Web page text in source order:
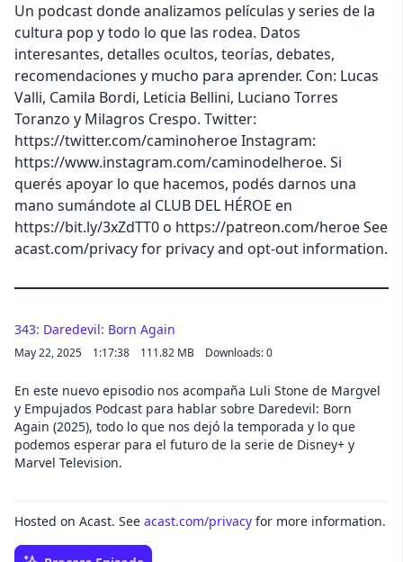
Un podcast donde analizamos películas y series de la
cultura pop y todo lo que las rodea. Datos
interesantes, detalles ocultos, teorías, debates,
recomendaciones y mucho para aprender. Con: Lucas
Valli, Camila Bordi, Leticia Bellini, Luciano Torres
Toranzo y Milagros Crespo. Twitter:
https://twitter.com/caminoheroe Instagram:
https://www.instagram.com/caminodelheroe. Si
querés apoyar lo que hacemos, podés darnos una
mano sumándote al CLUB DEL HÉROE en
https://bit.ly/3xZdTT0 o https://patreon.com/heroe See
acast.com/privacy for privacy and opt-out information.
Cancel
343: Daredevil: Born Again
May 22, 2025 1:17:38 111.82 MB Downloads: 0
En este nuevo episodio nos acompaña Luli Stone de Margvel
y Empujados Podcast para hablar sobre Daredevil: Born
Again (2025), todo lo que nos dejó la temporada y lo que
podemos esperar para el futuro de la serie de Disney+ y
Marvel Television.
Hosted on Acast. See acast.com/privacy for more information.